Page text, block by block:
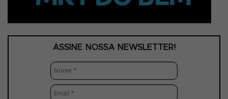
ASSINE NOSSA NEWSLETTER!